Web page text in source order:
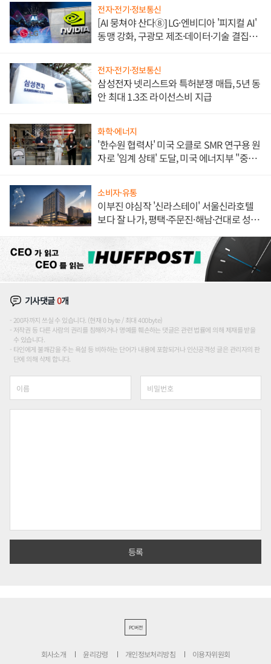
전자·전기·정보통신
[AI 뭉쳐야 산다⑧] LG·엔비디아 '피지컬 AI'
동맹 강화, 구광모 제조·데이터·기술 결집
전자·전기·정보통신
삼성전자 넷리스트와 특허분쟁 매듭, 5년 동
안 최대 1.3조 라이선스비 지급
화학·에너지
'한수원 협력사' 미국 오클로 SMR 연구용 원
자로 '임계 상태' 도달, 미국 에너지부 "중요
소비자·유통
이부진 야심작 '신라스테이' 서울신라호텔
보다 잘 나가, 평택·주문진·해남·건대로 성
기사댓글0개
200자까지 쓰실 수 있습니다. (현재 0 byte / 최대 400byte)
저작권 등 다른 사람의 권리를 침해하거나 명예를 훼손하는 댓글은 관련 법률에 의해 제재를 받을
수 있습니다.
타인에게 불쾌감을 주는 욕설 등 비하하는 단어가 내용에 포함되거나 인신공격성 글은 관리자의 판
단에 의해 삭제 합니다.
PC버전
회사소개 윤리강령 개인정보처리방침 이용자위원회